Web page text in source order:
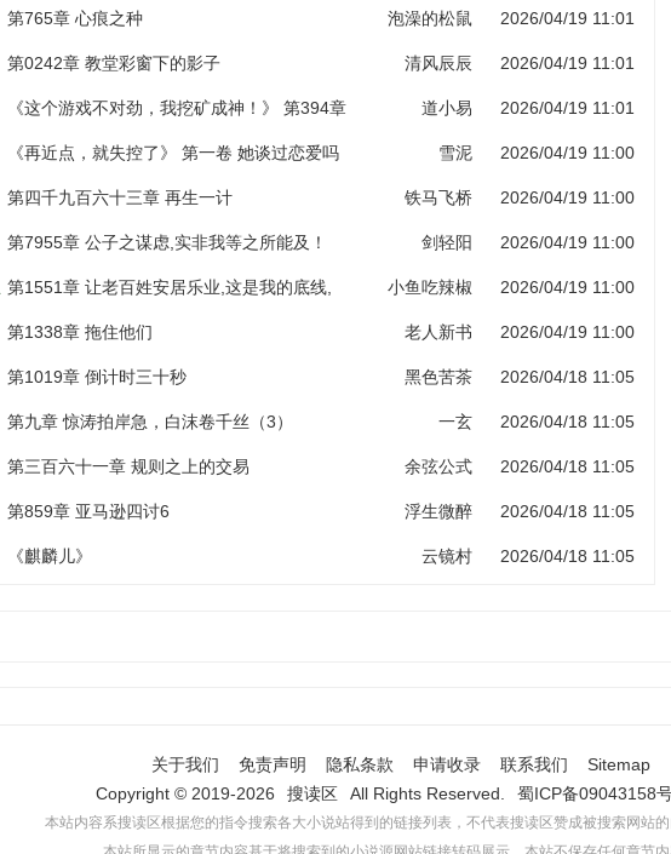
第765章 心痕之种 泡澡的松鼠 2026/04/19 11:01
第0242章 教堂彩窗下的影子 清风辰辰 2026/04/19 11:01
《这个游戏不对劲，我挖矿成神！》 第394章
打劫，天意百战图录（第六更！）
道小易 2026/04/19 11:01
《再近点，就失控了》 第一卷 她谈过恋爱吗 雪泥 2026/04/19 11:00
第四千九百六十三章 再生一计 铁马飞桥 2026/04/19 11:00
第7955章 公子之谋虑,实非我等之所能及！ 剑轻阳 2026/04/19 11:00
第1551章 让老百姓安居乐业,这是我的底线,
谁动谁死
小鱼吃辣椒 2026/04/19 11:00
第1338章 拖住他们 老人新书 2026/04/19 11:00
第1019章 倒计时三十秒 黑色苦茶 2026/04/18 11:05
第九章 惊涛拍岸急，白沫卷千丝（3） 一玄 2026/04/18 11:05
第三百六十一章 规则之上的交易 余弦公式 2026/04/18 11:05
第859章 亚马逊四讨6 浮生微醉 2026/04/18 11:05
《麒麟儿》 云镜村 2026/04/18 11:05
关于我们 免责声明 隐私条款 申请收录 联系我们
Sitemap
Copyright © 2019-2026
搜读区 All Rights Reserved. 蜀ICP备09043158
本站内容系搜读区根据您的指令搜索各大小说站得到的链接列表，不代表搜读区赞成被搜索网站的